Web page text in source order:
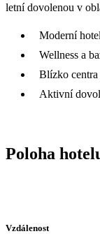
letní dovolenou v
Moderní
Wellness a
Blízko centra
Aktivní
Poloha
Vzdálenost